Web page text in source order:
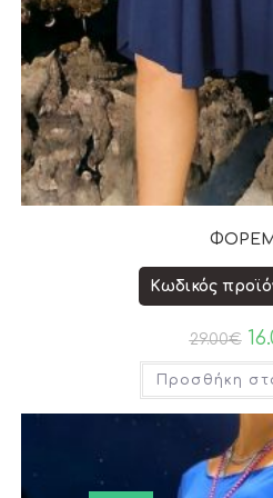
Κωδικός
29.00€
Προσθήκη